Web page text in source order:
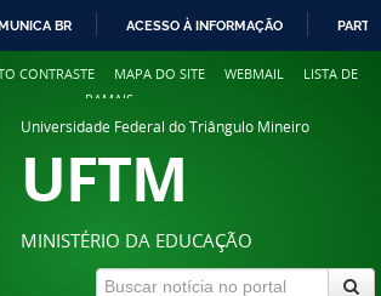
BR ACESSO À INFORMAÇÃO
CONTRASTE MAPA DO SITE WEBMAIL
LISTA DE
RAMAIS
Universidade Federal do Triângulo Mineiro
UFTM
MINISTÉRIO DA EDUCAÇÃO